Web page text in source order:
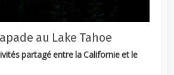
au Lake Tahoe
partagé entre la Californie et le